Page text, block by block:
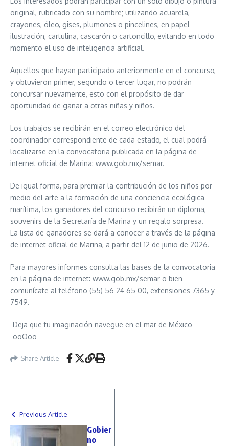
original, rubricado con su nombre; utilizando acuarela,
crayones, óleo, gises, plumones o pincelines, en papel
ilustración, cartulina, cascarón o cartoncillo, evitando en todo
momento el uso de inteligencia artificial.
Aquellos que hayan participado anteriormente en el concurso,
y obtuvieron primer, segundo o tercer lugar, no podrán
concursar nuevamente, esto con el propósito de dar
oportunidad de ganar a otras niñas y niños.
Los trabajos se recibirán en el correo electrónico del
coordinador correspondiente de cada estado, el cual podrá
localizarse en la convocatoria publicada en la página de
internet oficial de Marina: www.gob.mx/semar.
De igual forma, para premiar la contribución de los niños por
medio del arte a la formación de una conciencia ecológica-
marítima, los ganadores del concurso recibirán un diploma,
souvenirs de la Secretaría de Marina y un regalo sorpresa.
La lista de ganadores se dará a conocer a través de la página
de internet oficial de Marina, a partir del 12 de junio de 2026.
Para mayores informes consulta las bases de la convocatoria
en la página de internet: www.gob.mx/semar o bien
comunícate al teléfono (55) 56 24 65 00, extensiones 7365 y
7549.
-Deja que tu imaginación navegue en el mar de México-
-ooOoo-
Share Article
Previous Article
Gobier
no